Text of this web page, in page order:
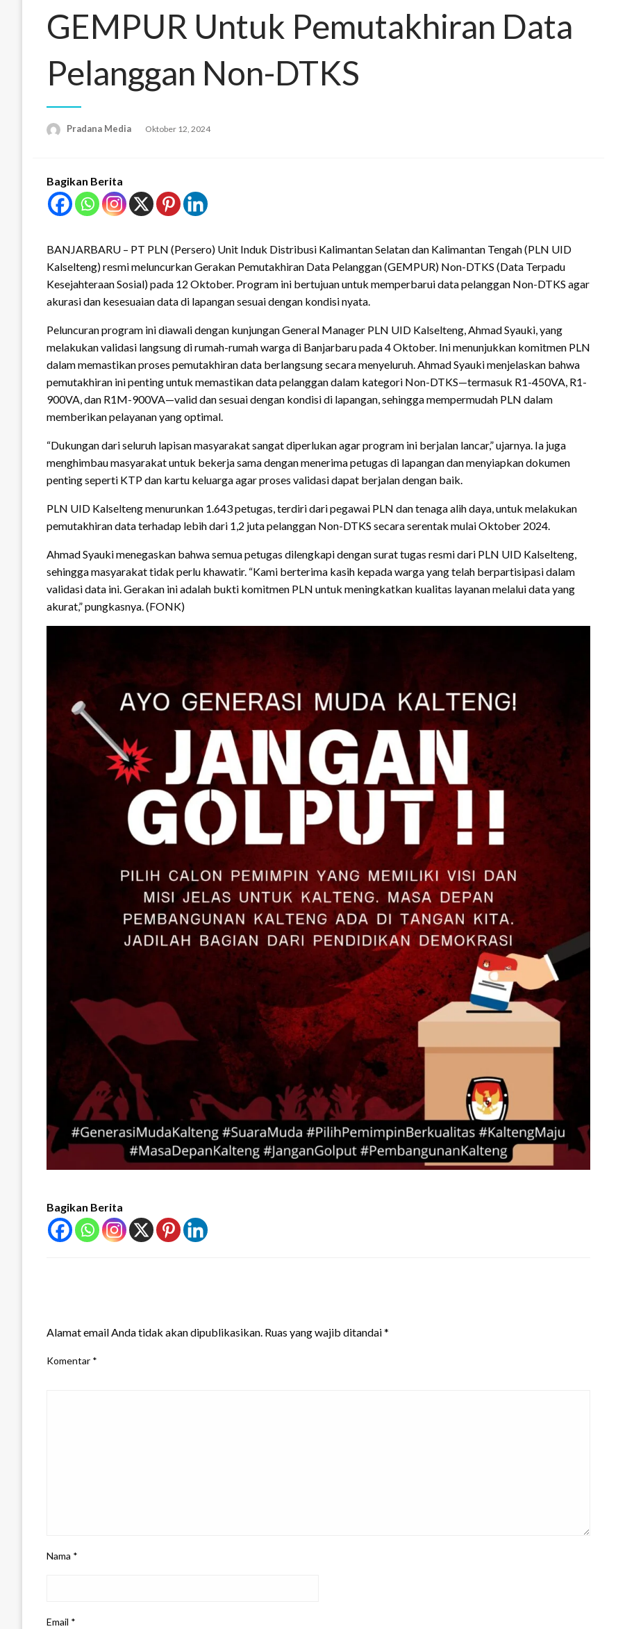
GEMPUR Untuk Pemutakhiran Data
Pelanggan Non-DTKS
Pradana Media Oktober 12, 2024
Bagikan Berita
BANJARBARU – PT PLN (Persero) Unit Induk Distribusi Kalimantan Selatan dan Kalimantan Tengah (PLN UID
Kalselteng) resmi meluncurkan Gerakan Pemutakhiran Data Pelanggan (GEMPUR) Non-DTKS (Data Terpadu
Kesejahteraan Sosial) pada 12 Oktober. Program ini bertujuan untuk memperbarui data pelanggan Non-DTKS agar
akurasi dan kesesuaian data di lapangan sesuai dengan kondisi nyata.
Peluncuran program ini diawali dengan kunjungan General Manager PLN UID Kalselteng, Ahmad Syauki, yang
melakukan validasi langsung di rumah-rumah warga di Banjarbaru pada 4 Oktober. Ini menunjukkan komitmen PLN
dalam memastikan proses pemutakhiran data berlangsung secara menyeluruh. Ahmad Syauki menjelaskan bahwa
pemutakhiran ini penting untuk memastikan data pelanggan dalam kategori Non-DTKS—termasuk R1-450VA, R1-
900VA, dan R1M-900VA—valid dan sesuai dengan kondisi di lapangan, sehingga mempermudah PLN dalam
memberikan pelayanan yang optimal.
“Dukungan dari seluruh lapisan masyarakat sangat diperlukan agar program ini berjalan lancar,” ujarnya. Ia juga
menghimbau masyarakat untuk bekerja sama dengan menerima petugas di lapangan dan menyiapkan dokumen
penting seperti KTP dan kartu keluarga agar proses validasi dapat berjalan dengan baik.
PLN UID Kalselteng menurunkan 1.643 petugas, terdiri dari pegawai PLN dan tenaga alih daya, untuk melakukan
pemutakhiran data terhadap lebih dari 1,2 juta pelanggan Non-DTKS secara serentak mulai Oktober 2024.
Ahmad Syauki menegaskan bahwa semua petugas dilengkapi dengan surat tugas resmi dari PLN UID Kalselteng,
sehingga masyarakat tidak perlu khawatir. “Kami berterima kasih kepada warga yang telah berpartisipasi dalam
validasi data ini. Gerakan ini adalah bukti komitmen PLN untuk meningkatkan kualitas layanan melalui data yang
akurat,” pungkasnya. (FONK)
Bagikan Berita
Alamat email Anda tidak akan dipublikasikan. Ruas yang wajib ditandai*
Komentar *
Nama *
Email *